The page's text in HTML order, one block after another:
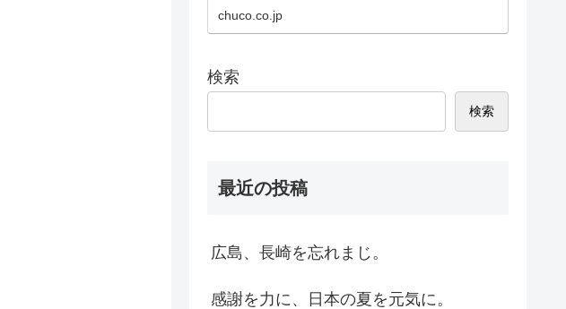
chuco.co.jp
検索
検索
最近の投稿
広島、長崎を忘れまじ。
感謝を力に、日本の夏を元気に。